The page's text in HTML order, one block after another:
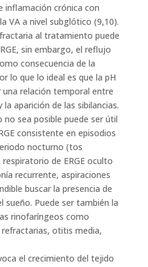
inflamación crónica con
VA a nivel subglótico (9,10).
al tratamiento puede
sin embargo, el reflujo
consecuencia de la
lo que lo ideal es que la pH
relación temporal entre
aparición de las sibilancias.
no sea posible puede ser útil
consistente en episodios
nocturno (tos
de ERGE oculto
recurrente, aspiraciones
buscar la presencia de
Puede ser también la
rinofaríngeos como
otitis media,
el crecimiento del tejido